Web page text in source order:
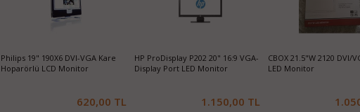
Philips 19" 190X6 DVI-VGA Kare
Hoparörlü LCD Monitor
620,00 TL
HP ProDisplay P202 20" 16:9 VGA-
Display Port LED Monitor
1.150,00 TL
CBOX 21.5"W 2120 DVI/
LED Monitor